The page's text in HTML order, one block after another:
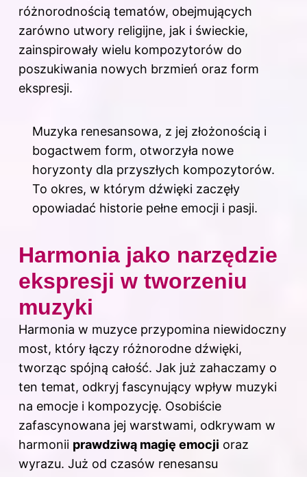
różnorodnością tematów, obejmujących
zarówno utwory religijne, jak i świeckie,
zainspirowały wielu kompozytorów do
poszukiwania nowych brzmień oraz form
ekspresji.
Muzyka renesansowa, z jej złożonością i
bogactwem form, otworzyła nowe
horyzonty dla przyszłych kompozytorów.
To okres, w którym dźwięki zaczęły
opowiadać historie pełne emocji i pasji.
Harmonia jako narzędzie
ekspresji w tworzeniu
muzyki
Harmonia w muzyce przypomina niewidoczny
most, który łączy różnorodne dźwięki,
tworząc spójną całość. Jak już zahaczamy o
ten temat, odkryj fascynujący wpływ muzyki
na emocje i kompozycję. Osobiście
zafascynowana jej warstwami, odkrywam w
harmonii prawdziwą magię emocji oraz
wyrazu. Już od czasów renesansu